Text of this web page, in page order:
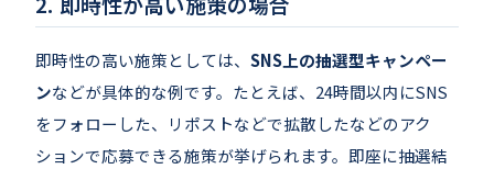
即時性の高い施策としては、 SNS上の抽選型キャンペー
ンなどが具体的な例です。たとえば、24時間以内にSNS
をフォローした、リポストなどで拡散したなどのアク
ションで応募できる施策が挙げられます。即座に抽選結